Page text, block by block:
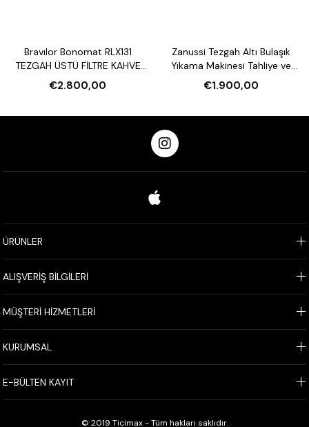
Bravılor Bonomat RLX131
TEZGAH ÜSTÜ FİLTRE KAHVE
MAKİNESİ VE SU ISITICI
€2.800,00
Zanussi Tezgah Altı Bulaşık
Yıkama Makinesi Tahliye ve
Parlatıcı Pompalı
€1.900,00
ÜRÜNLER
ALIŞVERİŞ BİLGİLERİ
MÜŞTERİ HİZMETLERİ
KURUMSAL
E-BÜLTEN KAYIT
© 2019 Ticimax - Tüm hakları saklıdır.